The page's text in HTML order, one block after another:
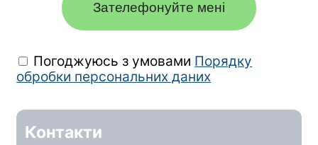
Зателефонуйте мені
Погоджуюсь з умовами Порядку
обробки персональних даних
Контакти